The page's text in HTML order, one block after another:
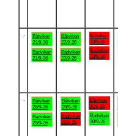
Båtviken
21/9-26
Badviken
21/9-26
Båtviken
22/9-26
Badviken
22/9-26
Båtviken
23/9-26
Badviken
23/9-26
Båtviken
28/9-26
Badviken
28/9-26
Båtviken
29/9-26
Badviken
29/9-26
Båtviken
30/9-26
Badviken
30/9-26